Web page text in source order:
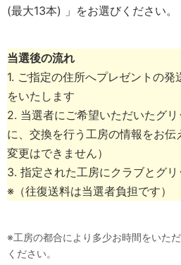
(最大13本) 」をお選びください。
当選後の流れ
1. ご指定の住所へプレゼントの
をいたします
2. 当選者にご希望いただいたグ
に、交換を行う工房の情報をお
変更はできません）
3. 指定された工房にクラブとグ
※（往復送料は当選者負担です）
※工房の都合により多少お時間をいた
ください。